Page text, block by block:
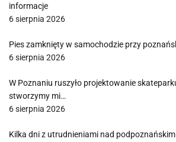
informacje
6 sierpnia 2026
Pies zamknięty w samochodzie przy
6 sierpnia 2026
W Poznaniu ruszyło projektowanie
stworzymy mi…
6 sierpnia 2026
Kilka dni z utrudnieniami nad